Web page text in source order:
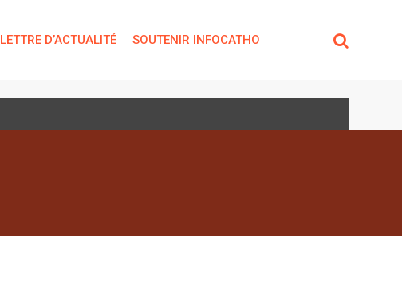
LETTRE D’ACTUALITÉ SOUTENIR INFOCATHO